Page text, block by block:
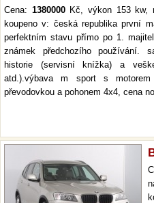
Cena: 1380000Kč, výkon 153 kw,
koupeno v: česká republika první
perfektním stavu přímo po 1.
známek předchozího používání.
historie (servisní knížka) a
atd.).výbava m sport s
převodovkou a pohonem 4x4, cena